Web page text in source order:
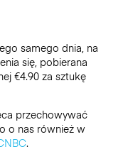
samego dnia, na
się, pobierana
€4.90 za sztukę
przechowywać
o nas również w
.